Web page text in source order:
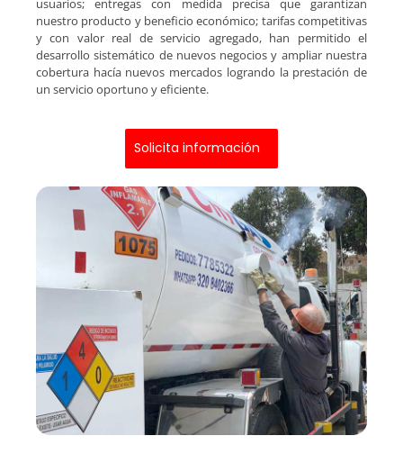
nuestro producto y beneficio económico; tarifas competitivas
y con valor real de servicio agregado, han permitido el
desarrollo sistemático de nuevos negocios y ampliar nuestra
cobertura hacía nuevos mercados logrando la prestación de
un servicio oportuno y eficiente.
Solicita información